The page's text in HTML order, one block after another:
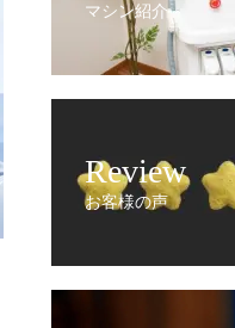
マシン紹介
Review
お客様の声